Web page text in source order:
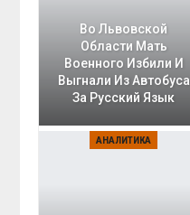
Во Львовской
Области Мать
Военного Избили И
Выгнали Из Автобуса
За Русский Язык
АНАЛИТИКА